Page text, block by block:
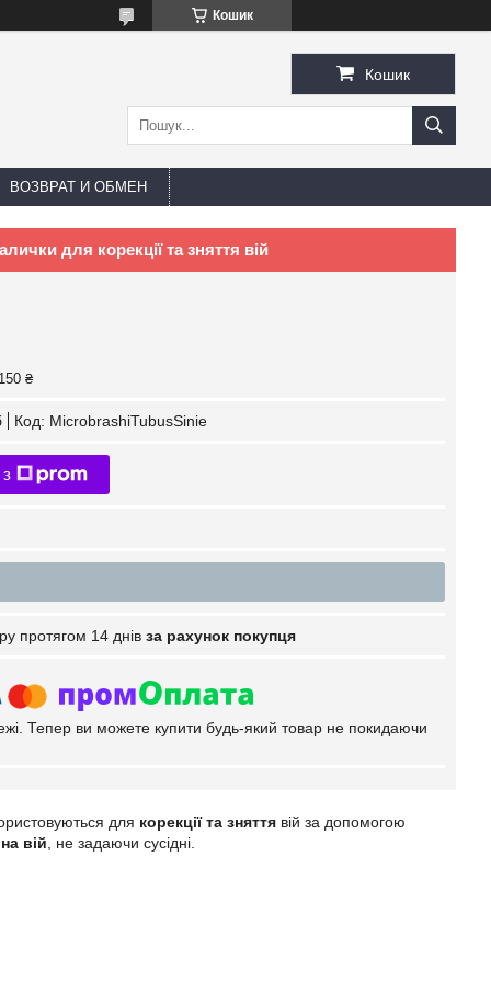
Кошик
Кошик
ВОЗВРАТ И ОБМЕН
для корекції та зняття вій
₴
Код: MicrobrashiTubusSinie
протягом 14 днів за рахунок покупця
Тепер ви можете купити будь-який товар не покидаючи
для корекції та зняття вій за допомогою
вій , не задаючи сусідні.